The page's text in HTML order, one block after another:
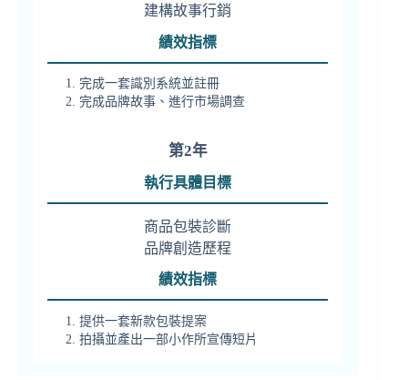
建構故事行銷
績效指標
完成一套識別系統並註冊
完成品牌故事、進行市場調查
第2年
執行具體目標
商品包裝診斷
品牌創造歷程
績效指標
提供一套新款包裝提案
拍攝並產出一部小作所宣傳短片